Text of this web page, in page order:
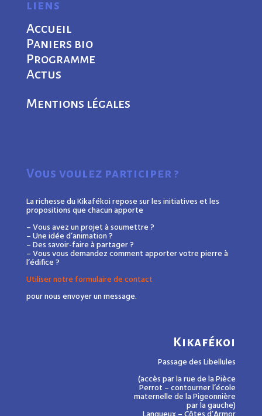
liens
Accueil
Paniers bio
Programme
Actus
Mentions légales
Vous voulez participer ?
La richesse du Kikafékoi repose sur les initiatives et les
propositions que chacun apporte
– Vous avez un projet à soumettre ?
– Une idée d’animation ?
– Des savoir-faire à partager ?
– Vous vous demandez comment apporter votre pierre à
l’édifice ?
Utiliser notre formulaire de contact
pour nous envoyer un message.
Kikafékoi
Passage des Libellules
(accès par la rue de la Pièce
Perrot – contourner l’école
maternelle de la Pigeonnière
par la gauche)